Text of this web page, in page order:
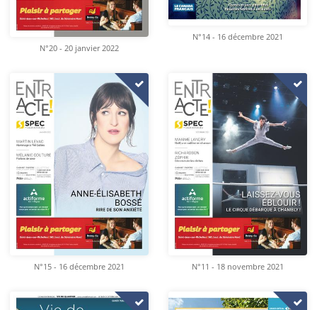
N°20 - 20 janvier 2022
N°14 - 16 décembre 2021
N°15 - 16 décembre 2021 N°11 - 18 novembre 2021